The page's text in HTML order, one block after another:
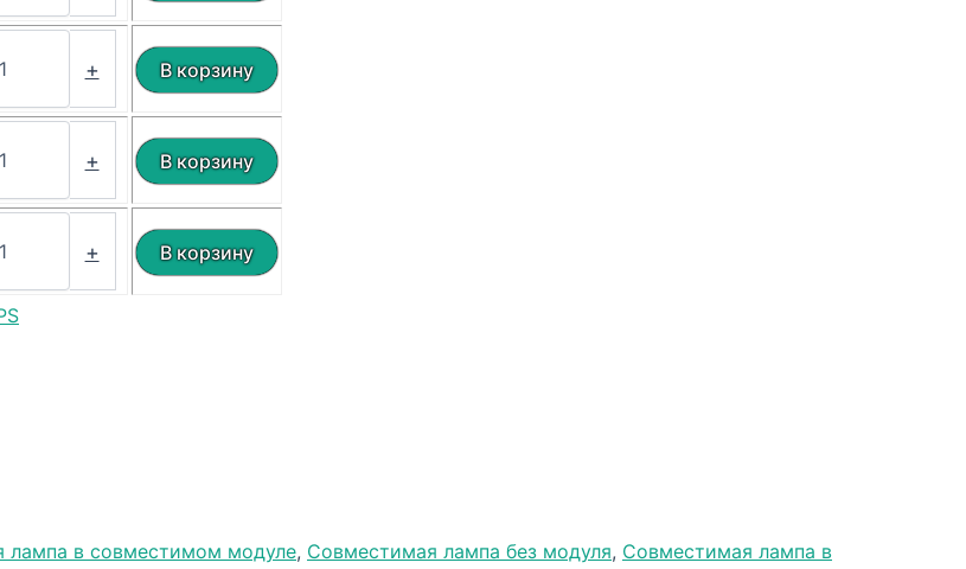
+
+
+
лампа в совместимом модуле, Совместимая лампа без модуля, Совместимая лампа в